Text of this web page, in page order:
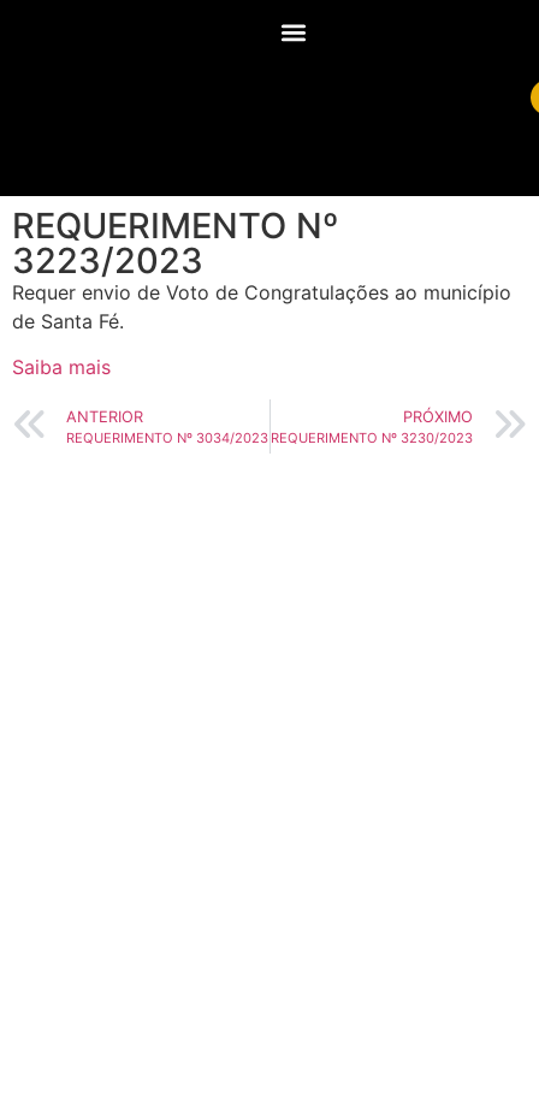
REQUERIMENTO Nº
3223/2023
Requer envio de Voto de Congratulações ao município
de Santa Fé.
Saiba mais
ANTERIOR
REQUERIMENTO Nº 3034/2023
PRÓXIMO
REQUERIMENTO Nº 3230/2023